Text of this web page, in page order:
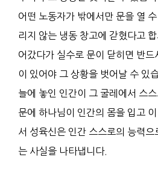
어떤 노동자가 밖에서만 문을 열
리지 않는 냉동 창고에 갇혔다고
어갔다가 실수로 문이 닫히면 반
이 있어야 그 상황을 벗어날 수 있
늘에 놓인 인간이 그 굴레에서 스
문에 하나님이 인간의 몸을 입고
서 성육신은 인간 스스로의 능력
는 사실을 나타냅니다.